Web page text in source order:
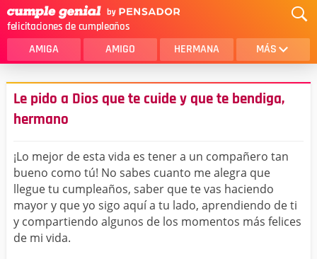
felicitaciones de cumpleaños
AMIGA AMIGO HERMANA MÁS
MAMA
AMOR
CRISTIANOS
HERMANO
HIJO
NOVIA
ESPOSO
PAPA
HOMBRE
Le pido a Dios que te cuide y que te bendiga,
hermano
¡Lo mejor de esta vida es tener a un compañero tan
bueno como tú! No sabes cuanto me alegra que
llegue tu cumpleaños, saber que te vas haciendo
mayor y que yo sigo aquí a tu lado, aprendiendo de ti
y compartiendo algunos de los momentos más felices
de mi vida.